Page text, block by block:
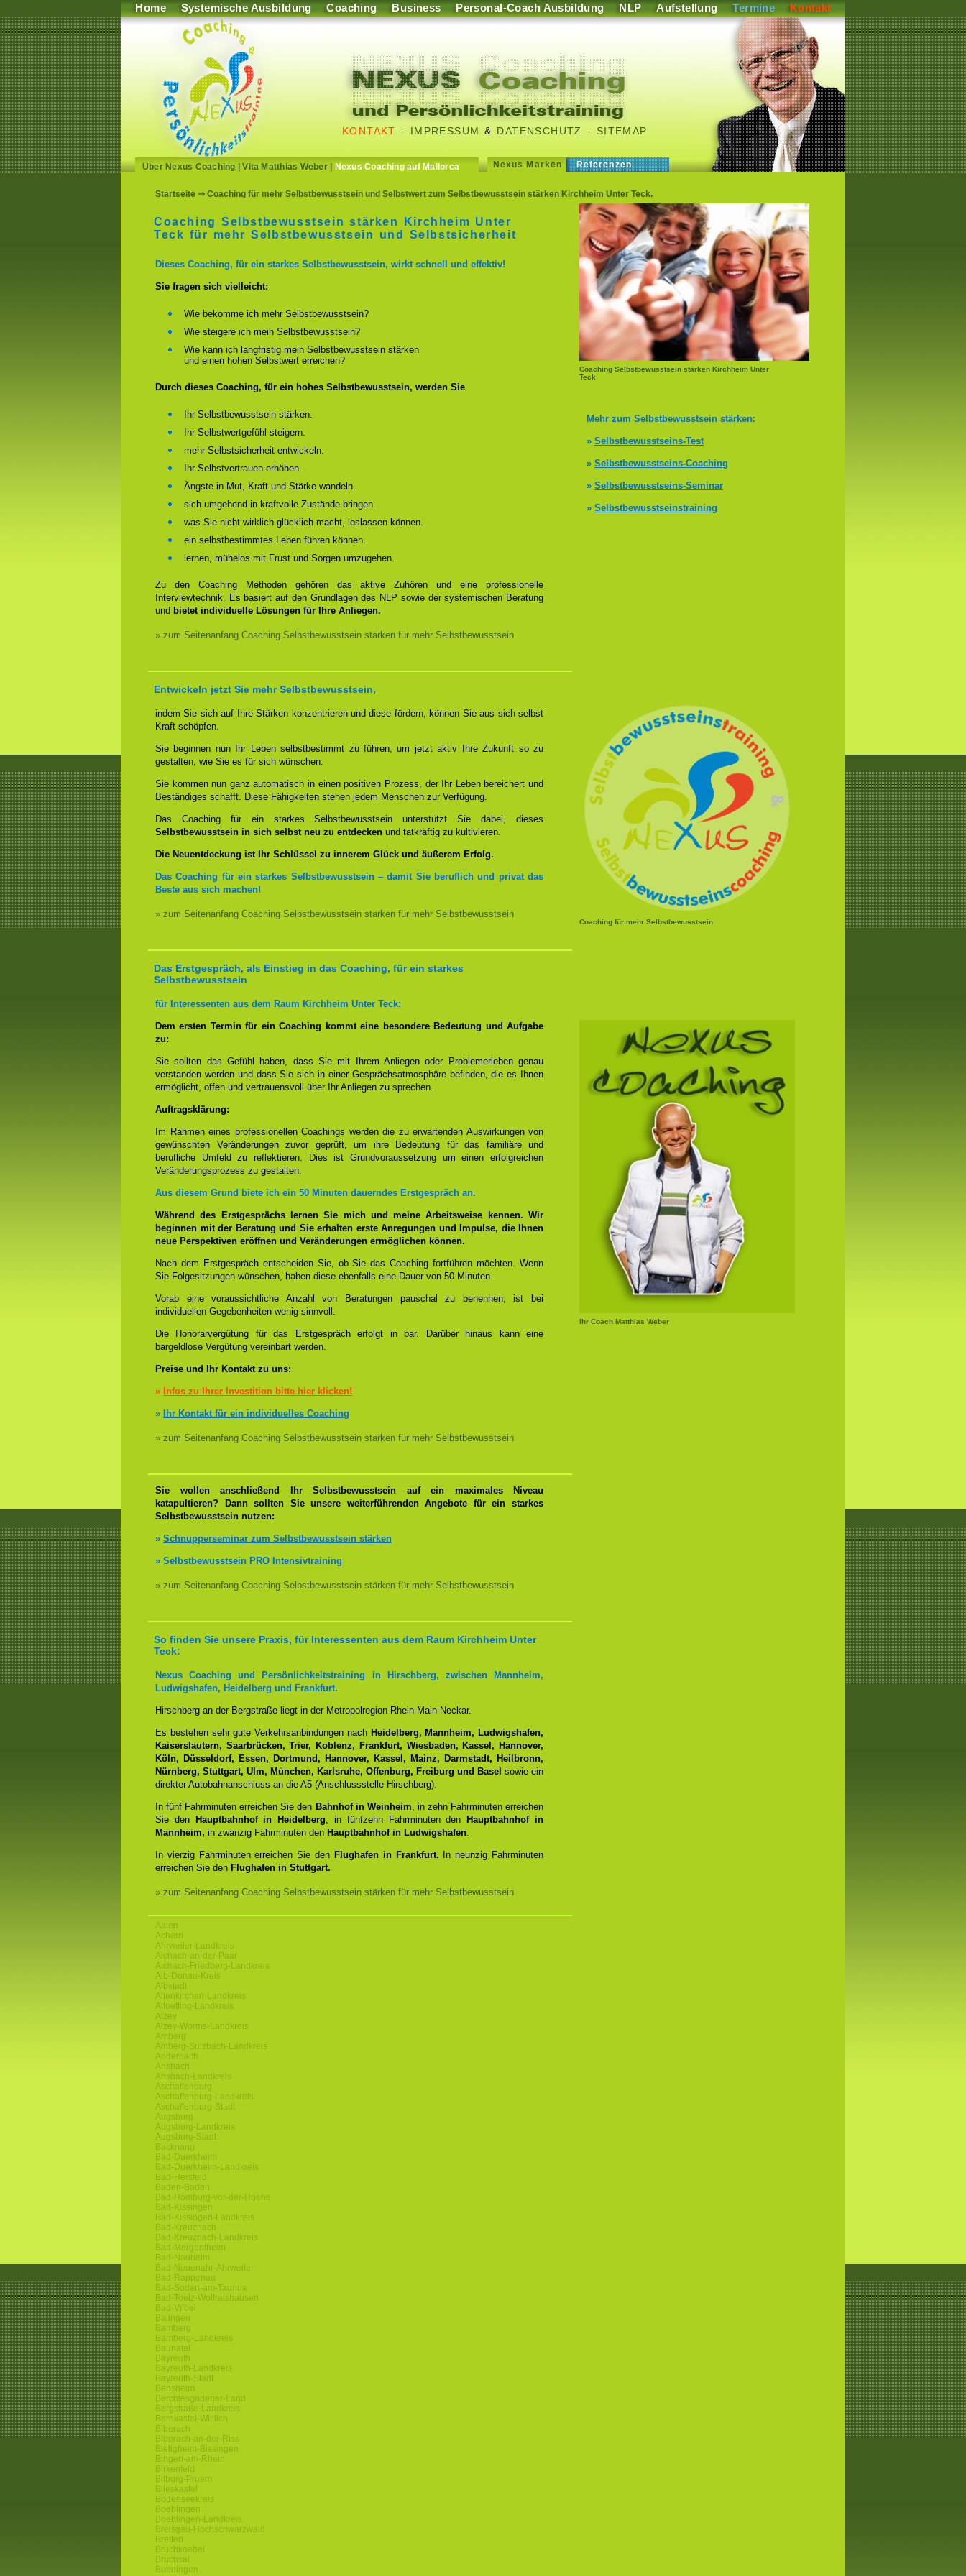
Home Systemische Ausbildung Coaching Business Personal-Coach Ausbildung NLP Aufstellung Termine Kontakt
KONTAKT - IMPRESSUM & DATENSCHUTZ - SITEMAP
Über Nexus Coaching |Vita Matthias Weber| Nexus Coaching auf Mallorca Nexus Marken Referenzen
Startseite ⇒ Coaching für mehr Selbstbewusstsein und Selbstwert zum Selbstbewusstsein stärken Kirchheim Unter Teck.
Coaching Selbstbewusstsein stärken Kirchheim Unter
Teck
Coaching Selbstbewusstsein stärken Kirchheim Unter
Teck für mehr Selbstbewusstsein und Selbstsicherheit
Dieses Coaching, für ein starkes Selbstbewusstsein, wirkt schnell und effektiv!
Sie fragen sich vielleicht:
Wie bekomme ich mehr Selbstbewusstsein?
Wie steigere ich mein Selbstbewusstsein?
Wie kann ich langfristig mein Selbstbewusstsein stärken
und einen hohen Selbstwert erreichen?
Durch dieses Coaching, für ein hohes Selbstbewusstsein, werden Sie
Mehr zum Selbstbewusstsein stärken:
» Selbstbewusstseins-Test
» Selbstbewusstseins-Coaching
» Selbstbewusstseins-Seminar
» Selbstbewusstseinstraining
Ihr Selbstbewusstsein stärken.
Ihr Selbstwertgefühl steigern.
mehr Selbstsicherheit entwickeln.
Ihr Selbstvertrauen erhöhen.
Ängste in Mut, Kraft und Stärke wandeln.
sich umgehend in kraftvolle Zustände bringen.
was Sie nicht wirklich glücklich macht, loslassen können.
ein selbstbestimmtes Leben führen können.
lernen, mühelos mit Frust und Sorgen umzugehen.
Zu den Coaching Methoden gehören das aktive Zuhören und eine professionelle
Interviewtechnik. Es basiert auf den Grundlagen des NLP sowie der systemischen Beratung
und bietet individuelle Lösungen für Ihre Anliegen.
» zum Seitenanfang Coaching Selbstbewusstsein stärken für mehr Selbstbewusstsein
Entwickeln jetzt Sie mehr Selbstbewusstsein,
Coaching für mehr Selbstbewusstsein
indem Sie sich auf Ihre Stärken konzentrieren und diese fördern, können Sie aus sich selbst
Kraft schöpfen.
Sie beginnen nun Ihr Leben selbstbestimmt zu führen, um jetzt aktiv Ihre Zukunft so zu
gestalten, wie Sie es für sich wünschen.
Sie kommen nun ganz automatisch in einen positiven Prozess, der Ihr Leben bereichert und
Beständiges schafft. Diese Fähigkeiten stehen jedem Menschen zur Verfügung.
Das Coaching für ein starkes Selbstbewusstsein unterstützt Sie dabei, dieses
Selbstbewusstsein in sich selbst neu zu entdecken und tatkräftig zu kultivieren.
Die Neuentdeckung ist Ihr Schlüssel zu innerem Glück und äußerem Erfolg.
Das Coaching für ein starkes Selbstbewusstsein – damit Sie beruflich und privat das
Beste aus sich machen!
» zum Seitenanfang Coaching Selbstbewusstsein stärken für mehr Selbstbewusstsein
Das Erstgespräch, als Einstieg in das Coaching, für ein starkes
Selbstbewusstsein
für Interessenten aus dem Raum Kirchheim Unter Teck:
Ihr Coach Matthias Weber
Dem ersten Termin für ein Coaching kommt eine besondere Bedeutung und Aufgabe
zu:
Sie sollten das Gefühl haben, dass Sie mit Ihrem Anliegen oder Problemerleben genau
verstanden werden und dass Sie sich in einer Gesprächsatmosphäre befinden, die es Ihnen
ermöglicht, offen und vertrauensvoll über Ihr Anliegen zu sprechen.
Auftragsklärung:
Im Rahmen eines professionellen Coachings werden die zu erwartenden Auswirkungen von
gewünschten Veränderungen zuvor geprüft, um ihre Bedeutung für das familiäre und
berufliche Umfeld zu reflektieren. Dies ist Grundvoraussetzung um einen erfolgreichen
Veränderungsprozess zu gestalten.
Aus diesem Grund biete ich ein 50 Minuten dauerndes Erstgespräch an.
Während des Erstgesprächs lernen Sie mich und meine Arbeitsweise kennen. Wir
beginnen mit der Beratung und Sie erhalten erste Anregungen und Impulse, die Ihnen
neue Perspektiven eröffnen und Veränderungen ermöglichen können.
Nach dem Erstgespräch entscheiden Sie, ob Sie das Coaching fortführen möchten. Wenn
Sie Folgesitzungen wünschen, haben diese ebenfalls eine Dauer von 50 Minuten.
Vorab eine voraussichtliche Anzahl von Beratungen pauschal zu benennen, ist bei
individuellen Gegebenheiten wenig sinnvoll.
Die Honorarvergütung für das Erstgespräch erfolgt in bar. Darüber hinaus kann eine
bargeldlose Vergütung vereinbart werden.
Preise und Ihr Kontakt zu uns:
» Infos zu Ihrer Investition bitte hier klicken!
» Ihr Kontakt für ein individuelles Coaching
» zum Seitenanfang Coaching Selbstbewusstsein stärken für mehr Selbstbewusstsein
Sie wollen anschließend Ihr Selbstbewusstsein auf ein maximales Niveau
katapultieren? Dann sollten Sie unsere weiterführenden Angebote für ein starkes
Selbstbewusstsein nutzen:
» Schnupperseminar zum Selbstbewusstsein stärken
» Selbstbewusstsein PRO Intensivtraining
» zum Seitenanfang Coaching Selbstbewusstsein stärken für mehr Selbstbewusstsein
So finden Sie unsere Praxis, für Interessenten aus dem Raum Kirchheim Unter
Teck:
Nexus Coaching und Persönlichkeitstraining in Hirschberg, zwischen Mannheim,
Ludwigshafen, Heidelberg und Frankfurt.
Hirschberg an der Bergstraße liegt in der Metropolregion Rhein-Main-Neckar.
Es bestehen sehr gute Verkehrsanbindungen nach Heidelberg, Mannheim, Ludwigshafen,
Kaiserslautern, Saarbrücken, Trier, Koblenz, Frankfurt, Wiesbaden, Kassel, Hannover,
Köln, Düsseldorf, Essen, Dortmund, Hannover, Kassel, Mainz, Darmstadt, Heilbronn,
Nürnberg, Stuttgart, Ulm, München, Karlsruhe, Offenburg, Freiburg und Basel sowie ein
direkter Autobahnanschluss an die A5 (Anschlussstelle Hirschberg).
In fünf Fahrminuten erreichen Sie den Bahnhof in Weinheim, in zehn Fahrminuten erreichen
Sie den
Hauptbahnhof in Heidelberg, in fünfzehn Fahrminuten den
Hauptbahnhof in
Mannheim, in zwanzig Fahrminuten den Hauptbahnhof in Ludwigshafen.
In vierzig Fahrminuten erreichen Sie den Flughafen in Frankfurt.
In neunzig Fahrminuten
erreichen Sie den Flughafen in Stuttgart.
» zum Seitenanfang Coaching Selbstbewusstsein stärken für mehr Selbstbewusstsein
Aalen
Achern
Ahrweiler-Landkreis
Aichach-an-der-Paar
Aichach-Friedberg-Landkreis
Alb-Donau-Kreis
Albstadt
Altenkirchen-Landkreis
Altoetting-Landkreis
Alzey
Alzey-Worms-Landkreis
Amberg
Amberg-Sulzbach-Landkreis
Andernach
Ansbach
Ansbach-Landkreis
Aschaffenburg
Aschaffenburg-Landkreis
Aschaffenburg-Stadt
Augsburg
Augsburg-Landkreis
Augsburg-Stadt
Backnang
Bad-Duerkheim
Bad-Duerkheim-Landkreis
Bad-Hersfeld
Baden-Baden
Bad-Homburg-vor-der-Hoehe
Bad-Kissingen
Bad-Kissingen-Landkreis
Bad-Kreuznach
Bad-Kreuznach-Landkreis
Bad-Mergentheim
Bad-Nauheim
Bad-Neuenahr-Ahrweiler
Bad-Rappenau
Bad-Soden-am-Taunus
Bad-Toelz-Wolfratshausen
Bad-Vilbel
Balingen
Bamberg
Bamberg-Landkreis
Baunatal
Bayreuth
Bayreuth-Landkreis
Bayreuth-Stadt
Bensheim
Berchtesgadener-Land
Bergstraße-Landkreis
Bernkastel-Wittlich
Biberach
Biberach-an-der-Riss
Bietigheim-Bissingen
Bingen-am-Rhein
Birkenfeld
Bitburg-Pruem
Blieskastel
Bodenseekreis
Boeblingen
Boeblingen-Landkreis
Breisgau-Hochschwarzwald
Bretten
Bruchkoebel
Bruchsal
Buedingen